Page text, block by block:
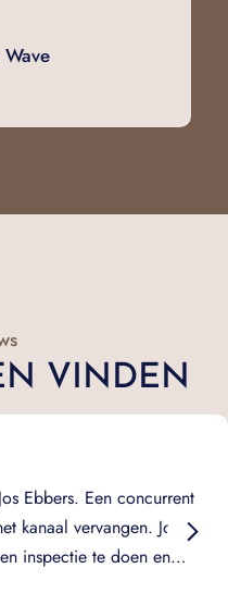
VINDEN
Ebbers. Een concurrent
kanaal vervangen. Jos
inspectie te doen en…